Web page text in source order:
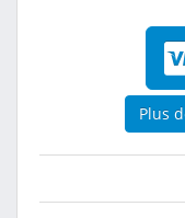
Plus